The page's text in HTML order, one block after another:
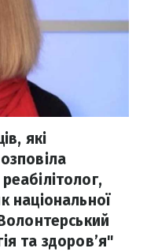
які
національної
та здоров’я"